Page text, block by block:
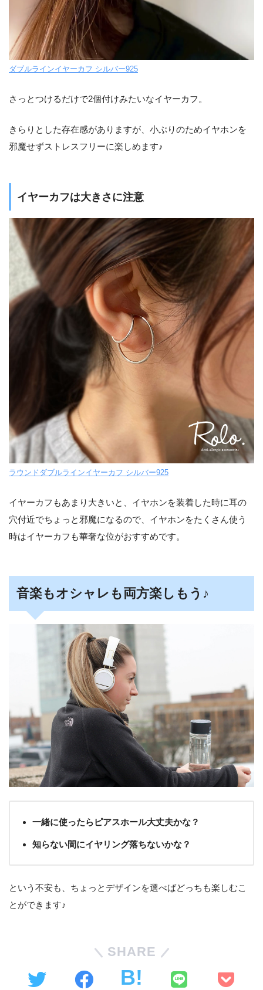
ダブルラインイヤーカフ シルバー925
さっとつけるだけで2個付けみたいなイヤーカフ。
きらりとした存在感がありますが、小ぶりのためイヤホンを
邪魔せずストレスフリーに楽しめます♪
イヤーカフは大きさに注意
ラウンドダブルラインイヤーカフ シルバー925
イヤーカフもあまり大きいと、イヤホンを装着した時に耳の
穴付近でちょっと邪魔になるので、イヤホンをたくさん使う
時はイヤーカフも華奢な位がおすすめです。
音楽もオシャレも両方楽しもう♪
一緒に使ったらピアスホール大丈夫かな？
知らない間にイヤリング落ちないかな？
という不安も、ちょっとデザインを選べばどっちも楽しむこ
とができます♪
SHARE